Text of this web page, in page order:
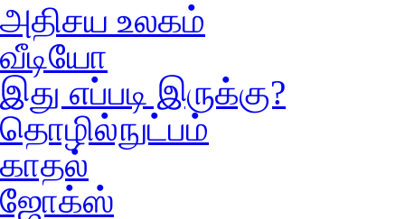
அதிசய உலகம்
வீடியோ
இது எப்படி இருக்கு?
தொழில்நுட்பம்
காதல்
ஜோக்ஸ்